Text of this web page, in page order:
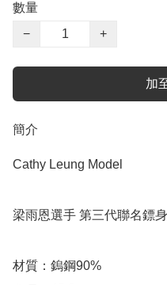
數量
−
+
加
簡介
Cathy Leung Model
梁雨恩選手 第三代聯名鏢
材質：鎢鋼90%